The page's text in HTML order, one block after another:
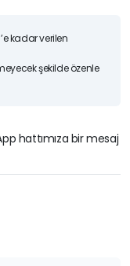
kadar verilen
şekilde özenle
hattımıza bir mesaj